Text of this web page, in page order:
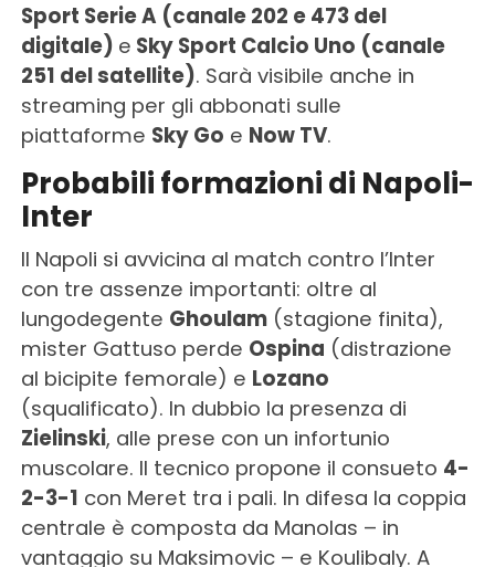
Sport Serie A (canale 202 e 473 del
digitale) e Sky Sport Calcio Uno (canale
251 del satellite). Sarà visibile anche in
streaming per gli abbonati sulle
piattaforme Sky Go e Now TV.
Probabili formazioni di Napoli-
Inter
Il Napoli si avvicina al match contro l’Inter
con tre assenze importanti: oltre al
lungodegente Ghoulam(stagione finita),
mister Gattuso perde Ospina (distrazione
al bicipite femorale) e Lozano
(squalificato). In dubbio la presenza di
Zielinski, alle prese con un infortunio
muscolare. Il tecnico propone il consueto 4-
2-3-1 con Meret tra i pali. In difesa la coppia
centrale è composta da Manolas – in
vantaggio su Maksimovic – e Koulibaly. A